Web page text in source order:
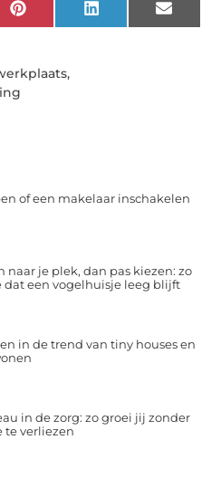
PinterestLinkedInEmail
,
of een makelaar inschakelen
naar je plek, dan pas kiezen: zo
dat een vogelhuisje leeg blijft
in de trend van tiny houses en
in de zorg: zo groei jij zonder
te verliezen